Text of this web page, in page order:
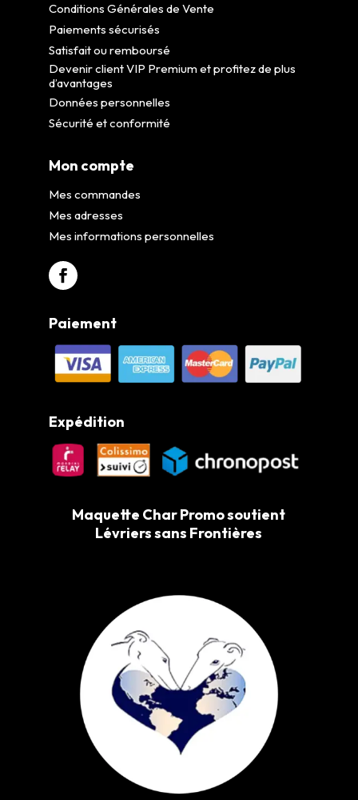
Conditions Générales de Vente
Paiements sécurisés
Satisfait ou remboursé
Devenir client VIP Premium et profitez de plus
d’avantages
Données personnelles
Sécurité et conformité
Mon compte
Mes commandes
Mes adresses
Mes informations personnelles
Paiement
Expédition
Maquette Char Promo soutient
Lévriers sans Frontières